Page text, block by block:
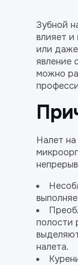
Зубной
влияет
или
явление
можно
Налет
полости
налета.